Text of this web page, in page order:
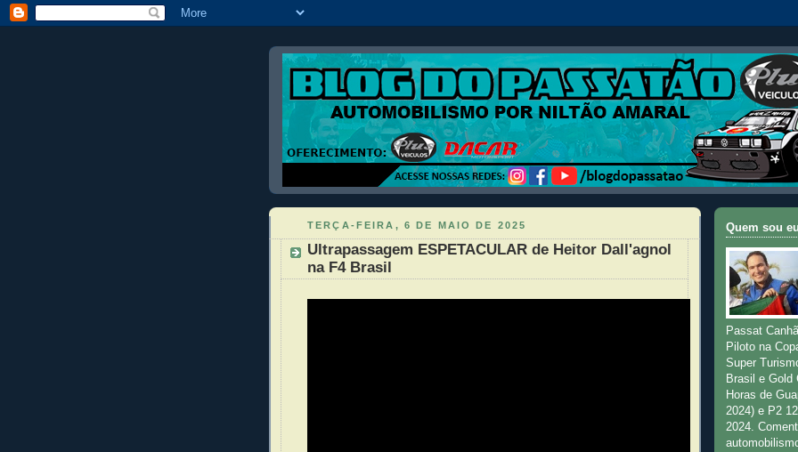
TERÇA-FEIRA, 6 DE MAIO DE 2025
Ultrapassagem ESPETACULAR de Heitor Dall'agnol
na F4 Brasil
Quem sou
Passat
Piloto na
Super
Brasil e
Horas de
2024) e P2
2024.